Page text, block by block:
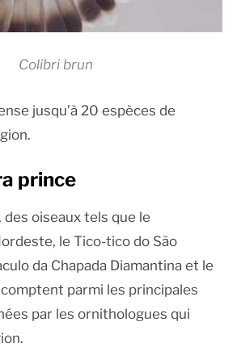
Colibri brun
jusqu’à 20 espèces de
prince
oiseaux tels que le
le Tico-tico do São
da Chapada Diamantina et le
parmi les principales
par les ornithologues qui